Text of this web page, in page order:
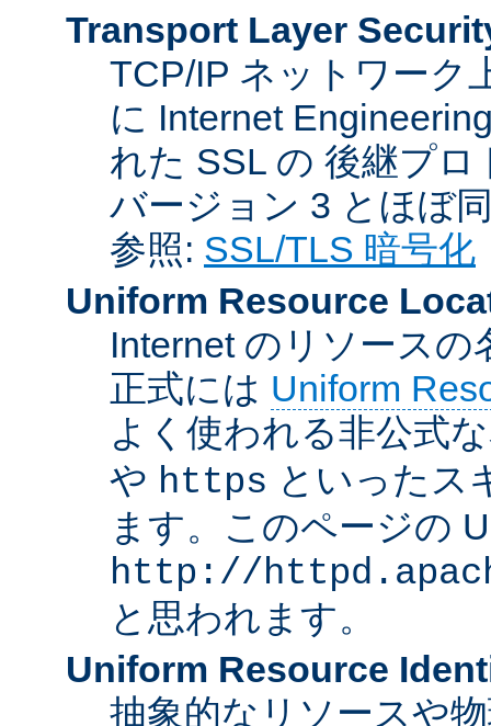
Transport Layer
TCP/IP ネットワーク
に Internet
れた SSL の 後継プ
バージョン 3 とほぼ
参照: SSL/TLS 暗号化
Uniform Resource
Internet のリソース
正式には Uniform
よく使われる非公式
や https といったス
ます。このページの
http://
と思われます。
Uniform Resource
抽象的なリソースや